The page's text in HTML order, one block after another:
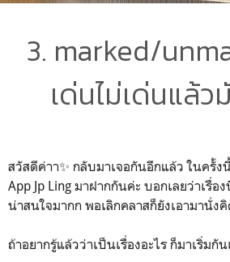
3. marked/
เด่นไม่เด่นแล้ว
สวัสดีค่าา✨ กลับมาเจอกันอีกแล้ว ในครั้ง
App Jp Ling มาฝากกันค่ะ บอกเลยว่าเรื่อ
น่าสนใจมากก พอเลิกคลาสก็ยังเอามานั่ง
ถ้าอยากรู้แล้วว่าเป็นเรื่องอะไร ก็มาเริ่มกัน